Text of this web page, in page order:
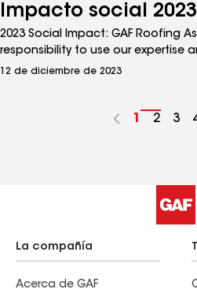
Impacto social
2023 Social Impact: GAF Roofing
responsibility to use our expertise
communities and our planet better
nuestros empleados, socios sin
12 de diciembre de 2023
Go
1
Go
2
Go
3
La compañía
Acerca de GAF